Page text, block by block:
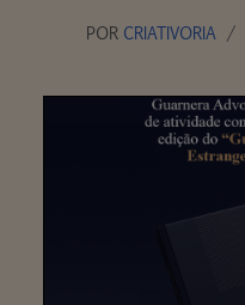
POR CRIATIVORIA